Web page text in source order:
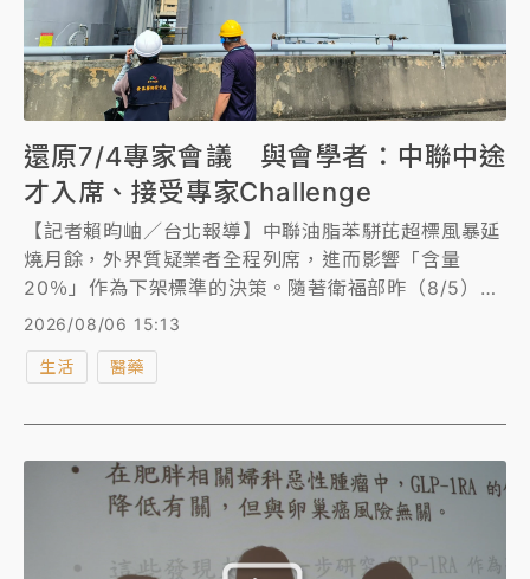
還原7/4專家會議 與會學者：中聯中途
才入席、接受專家Challenge
【記者賴昀岫／台北報導】中聯油脂苯駢芘超標風暴延
燒月餘，外界質疑業者全程列席，進而影響「含量
20％」作為下架標準的決策。隨著衛福部昨（8/5）公
布7月4日專家會議紀錄，當天出席的專家名單也曝光。
聯代表在會議中途入席，並就提出的問題回答，並感嘆
利益，談論的不是可受公評之事，並非全民之福。
2026/08/06 15:13
生活 醫藥